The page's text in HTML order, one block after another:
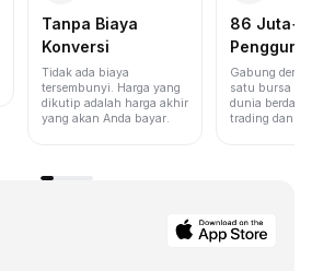
Tanpa Biaya
Konversi
Tidak ada biaya
tersembunyi. Harga yang
dikutip adalah harga akhir
yang akan Anda bayar.
86 Juta+
Pengguna
Gabung
satu bursa
dunia
trading dan